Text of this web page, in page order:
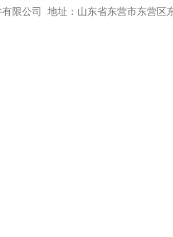
有限公司 地址：山东省东营市东营区